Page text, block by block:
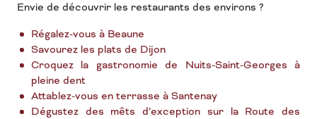
Envie de découvrir les restaurants des environs ?
Régalez-vous à Beaune
Savourez les plats de Dijon
Croquez la gastronomie de Nuits-Saint-Georges à
pleine dent
Attablez-vous en terrasse à Santenay
Dégustez des mêts d’exception sur la Route des